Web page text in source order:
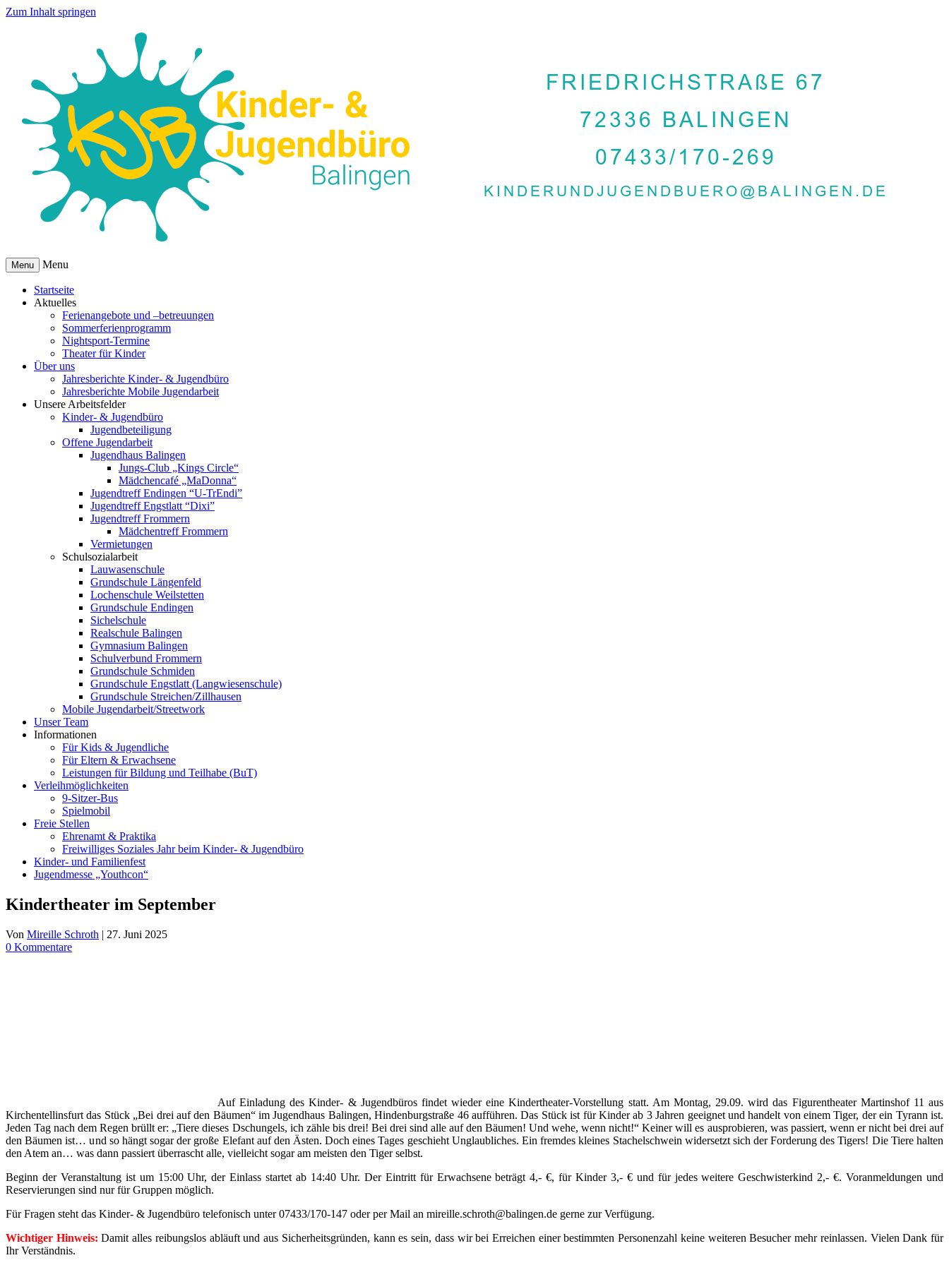
Zum Inhalt springen
Menu Menu
Startseite
Aktuelles
Ferienangebote und –betreuungen
Sommerferienprogramm
Nightsport-Termine
Theater für Kinder
Über uns
Jahresberichte Kinder- & Jugendbüro
Jahresberichte Mobile Jugendarbeit
Unsere Arbeitsfelder
Kinder- & Jugendbüro
Jugendbeteiligung
Offene Jugendarbeit
Jugendhaus Balingen
Jungs-Club „Kings Circle“
Mädchencafé „MaDonna“
Jugendtreff Endingen “U-TrEndi”
Jugendtreff Engstlatt “Dixi”
Jugendtreff Frommern
Mädchentreff Frommern
Vermietungen
Schulsozialarbeit
Lauwasenschule
Grundschule Längenfeld
Lochenschule Weilstetten
Grundschule Endingen
Sichelschule
Realschule Balingen
Gymnasium Balingen
Schulverbund Frommern
Grundschule Schmiden
Grundschule Engstlatt (Langwiesenschule)
Grundschule Streichen/Zillhausen
Mobile Jugendarbeit/Streetwork
Unser Team
Informationen
Für Kids & Jugendliche
Für Eltern & Erwachsene
Leistungen für Bildung und Teilhabe (BuT)
Verleihmöglichkeiten
9-Sitzer-Bus
Spielmobil
Freie Stellen
Ehrenamt & Praktika
Freiwilliges Soziales Jahr beim Kinder- & Jugendbüro
Kinder- und Familienfest
Jugendmesse „Youthcon“
Kindertheater im September
Von Mireille Schroth | 27. Juni 2025
0 Kommentare
Auf Einladung des Kinder- & Jugendbüros findet wieder eine Kindertheater-Vorstellung statt. Am Montag, 29.09. wird das Figurentheater Martinshof 11 aus
Kirchentellinsfurt das Stück „Bei drei auf den Bäumen“ im Jugendhaus Balingen, Hindenburgstraße 46 aufführen. Das Stück ist für Kinder ab 3 Jahren geeignet und handelt von einem Tiger, der ein Tyrann ist.
Jeden Tag nach dem Regen brüllt er: „Tiere dieses Dschungels, ich zähle bis drei! Bei drei sind alle auf den Bäumen! Und wehe, wenn nicht!“ Keiner will es ausprobieren, was passiert, wenn er nicht bei drei auf
den Bäumen ist… und so hängt sogar der große Elefant auf den Ästen. Doch eines Tages geschieht Unglaubliches. Ein fremdes kleines Stachelschwein widersetzt sich der Forderung des Tigers! Die Tiere halten
den Atem an… was dann passiert überrascht alle, vielleicht sogar am meisten den Tiger selbst.
Beginn der Veranstaltung ist um 15:00 Uhr, der Einlass startet ab 14:40 Uhr. Der Eintritt für Erwachsene beträgt 4,- €, für Kinder 3,- € und für jedes weitere Geschwisterkind 2,- €. Voranmeldungen und
Reservierungen sind nur für Gruppen möglich.
Für Fragen steht das Kinder- & Jugendbüro telefonisch unter 07433/170-147 oder per Mail an mireille.schroth@balingen.de gerne zur Verfügung.
Wichtiger Hinweis: Damit alles reibungslos abläuft und aus Sicherheitsgründen, kann es sein, dass wir bei Erreichen einer bestimmten Personenzahl keine weiteren Besucher mehr reinlassen. Vielen Dank für
Ihr Verständnis.